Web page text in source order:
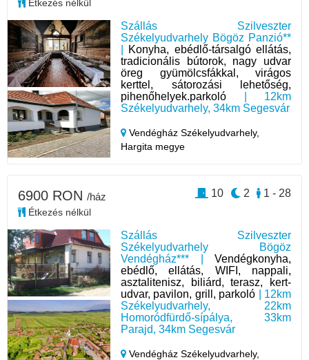
Szállás Szilveszter
Székelyudvarhely Bögöz Panzió**
Konyha, ebédlő-társalgó ellátás,
tradicionális bútorok, nagy udvar
öreg gyümölcsfákkal, virágos
kerttel, sátorozási lehetőség,
pihenőhelyek.parkoló | 12km
Székelyudvarhely, 34km Segesvár
Vendégház Székelyudvarhely,
Hargita megye
Étkezés nélkül
Szállás Szilveszter
Székelyudvarhely Bögöz
Vendégház*** | Vendégkonyha,
ebédlő, ellátás, WIFI, nappali,
asztalitenisz, biliárd, terasz, kert-
udvar, pavilon, grill, parkoló | 12km
Székelyudvarhely, 22km
Homoródfürdő-sípálya, 33km
Parajd, 34km Segesvár
Vendégház Székelyudvarhely,
6900 RON /ház
Étkezés nélkül
1 - 28
2
10